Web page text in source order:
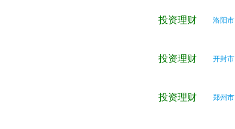
投资理财 洛阳市
投资理财 开封市
投资理财 郑州市